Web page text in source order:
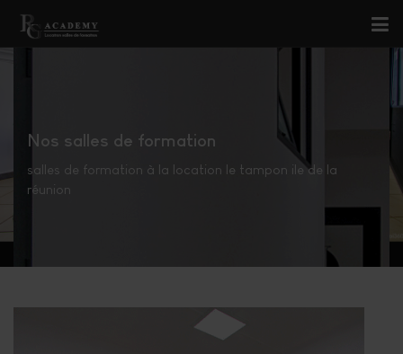
Nos salles de formation
salles de formation à la location le tampon ile de la
réunion